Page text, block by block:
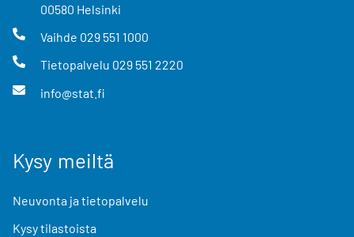
00580 Helsinki
Vaihde 029 551 1000
Tietopalvelu 029 551 2220
info@stat.fi
Kysy meiltä
Neuvonta ja tietopalvelu
Kysy tilastoista